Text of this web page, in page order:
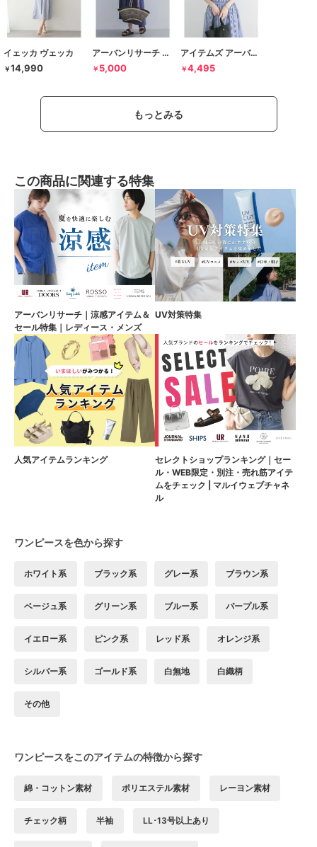
イェッカ ヴェッカ
￥14,990
アーバンリサーチ ドアーズ
￥ 5,000
アイテムズ アーバンリサーチ
￥4,495
もっとみる
この商品に関連する特集
アーバンリサーチ｜涼感アイテム＆
セール特集｜レディース・メンズ
UV対策特集
人気アイテムランキング
セレクトショップランキング｜セー
ル・WEB限定・別注・売れ筋アイテ
ムをチェック | マルイウェブチャネ
ル
ワンピースを色から探す
ホワイト系 ブラック系 グレー系 ブラウン系
ベージュ系 グリーン系 ブルー系 パープル系
イエロー系 ピンク系 レッド系 オレンジ系
シルバー系 ゴールド系 白無地 白織柄
その他
ワンピースをこのアイテムの特徴から探す
綿・コットン素材 ポリエステル素材 レーヨン素材
チェック柄 半袖 LL･13号以上あり